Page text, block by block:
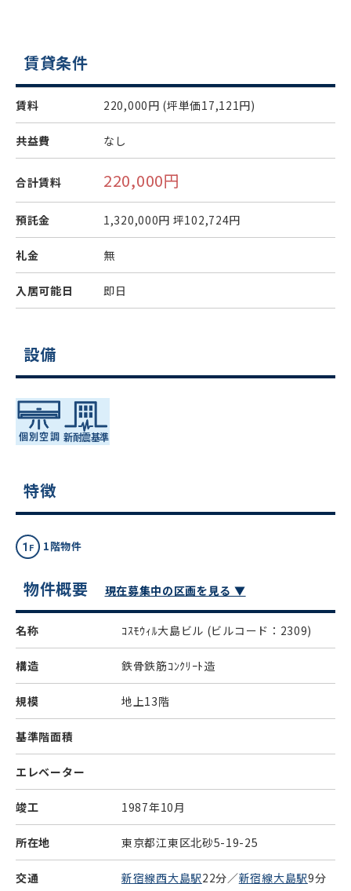
賃貸条件
賃料 220,000円 (坪単価17,121円)
共益費 なし
合計賃料 220,000円
預託金 1,320,000円 坪102,724円
礼金 無
入居可能日 即日
設備
特徴
1階物件
物件概要 現在募集中の区画を見る ▼
名称 ｺｽﾓｳｨﾙ大島ビル (ビルコード：2309)
構造 鉄骨鉄筋ｺﾝｸﾘｰﾄ造
規模 地上13階
基準階面積
エレベーター
竣工 1987年10月
所在地 東京都江東区北砂5-19-25
交通 新宿線西大島駅22分／新宿線大島駅9分